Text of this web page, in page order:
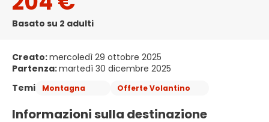
Basato su 2 adulti
Creato:mercoledì 29 ottobre 2025
Partenza:martedì 30 dicembre 2025
Temi
Montagna Offerte Volantino
Informazioni sulla destinazione